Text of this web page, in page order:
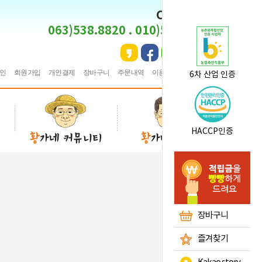
CS CENTER
063)538.8820 . 010)5495.8820
회원가입 개인결제 장바구니 주문내역 이용안내 ★즐겨찾기
6차 산업 인증
HACCP인증
장바구니
즐겨찾기